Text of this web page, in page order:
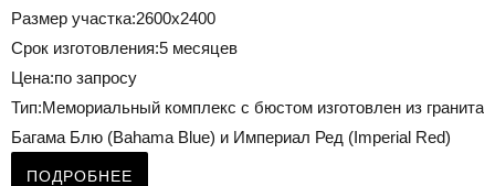
Размер участка:2600х2400
Срок изготовления:5 месяцев
Цена:по запросу
Тип:Мемориальный комплекс с бюстом изготовлен из гранита
Багама Блю (Bahama Blue) и Империал Ред (Imperial Red)
ПОДРОБНЕЕ